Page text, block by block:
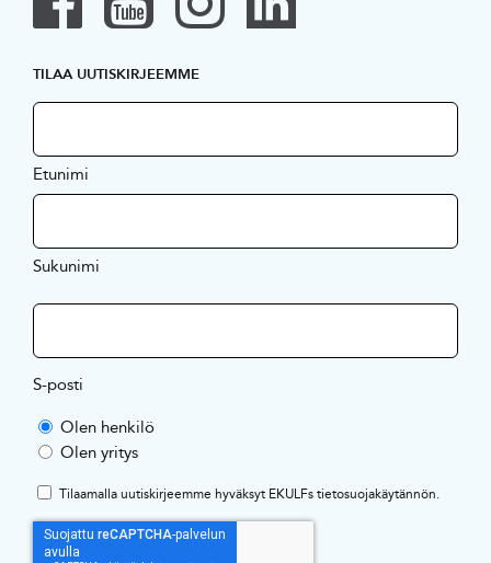
TILAA UUTISKIRJEEMME
Etunimi
Sukunimi
S-posti
Olen henkilö
Olen yritys
Tilaamalla uutiskirjeemme hyväksyt EKULFstietosuojakäytännön.